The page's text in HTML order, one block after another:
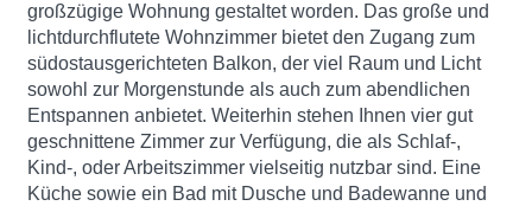
großzügige Wohnung gestaltet worden. Das große und
lichtdurchflutete Wohnzimmer bietet den Zugang zum
südostausgerichteten Balkon, der viel Raum und Licht
sowohl zur Morgenstunde als auch zum abendlichen
Entspannen anbietet. Weiterhin stehen Ihnen vier gut
geschnittene Zimmer zur Verfügung, die als Schlaf-,
Kind-, oder Arbeitszimmer vielseitig nutzbar sind. Eine
Küche sowie ein Bad mit Dusche und Badewanne und